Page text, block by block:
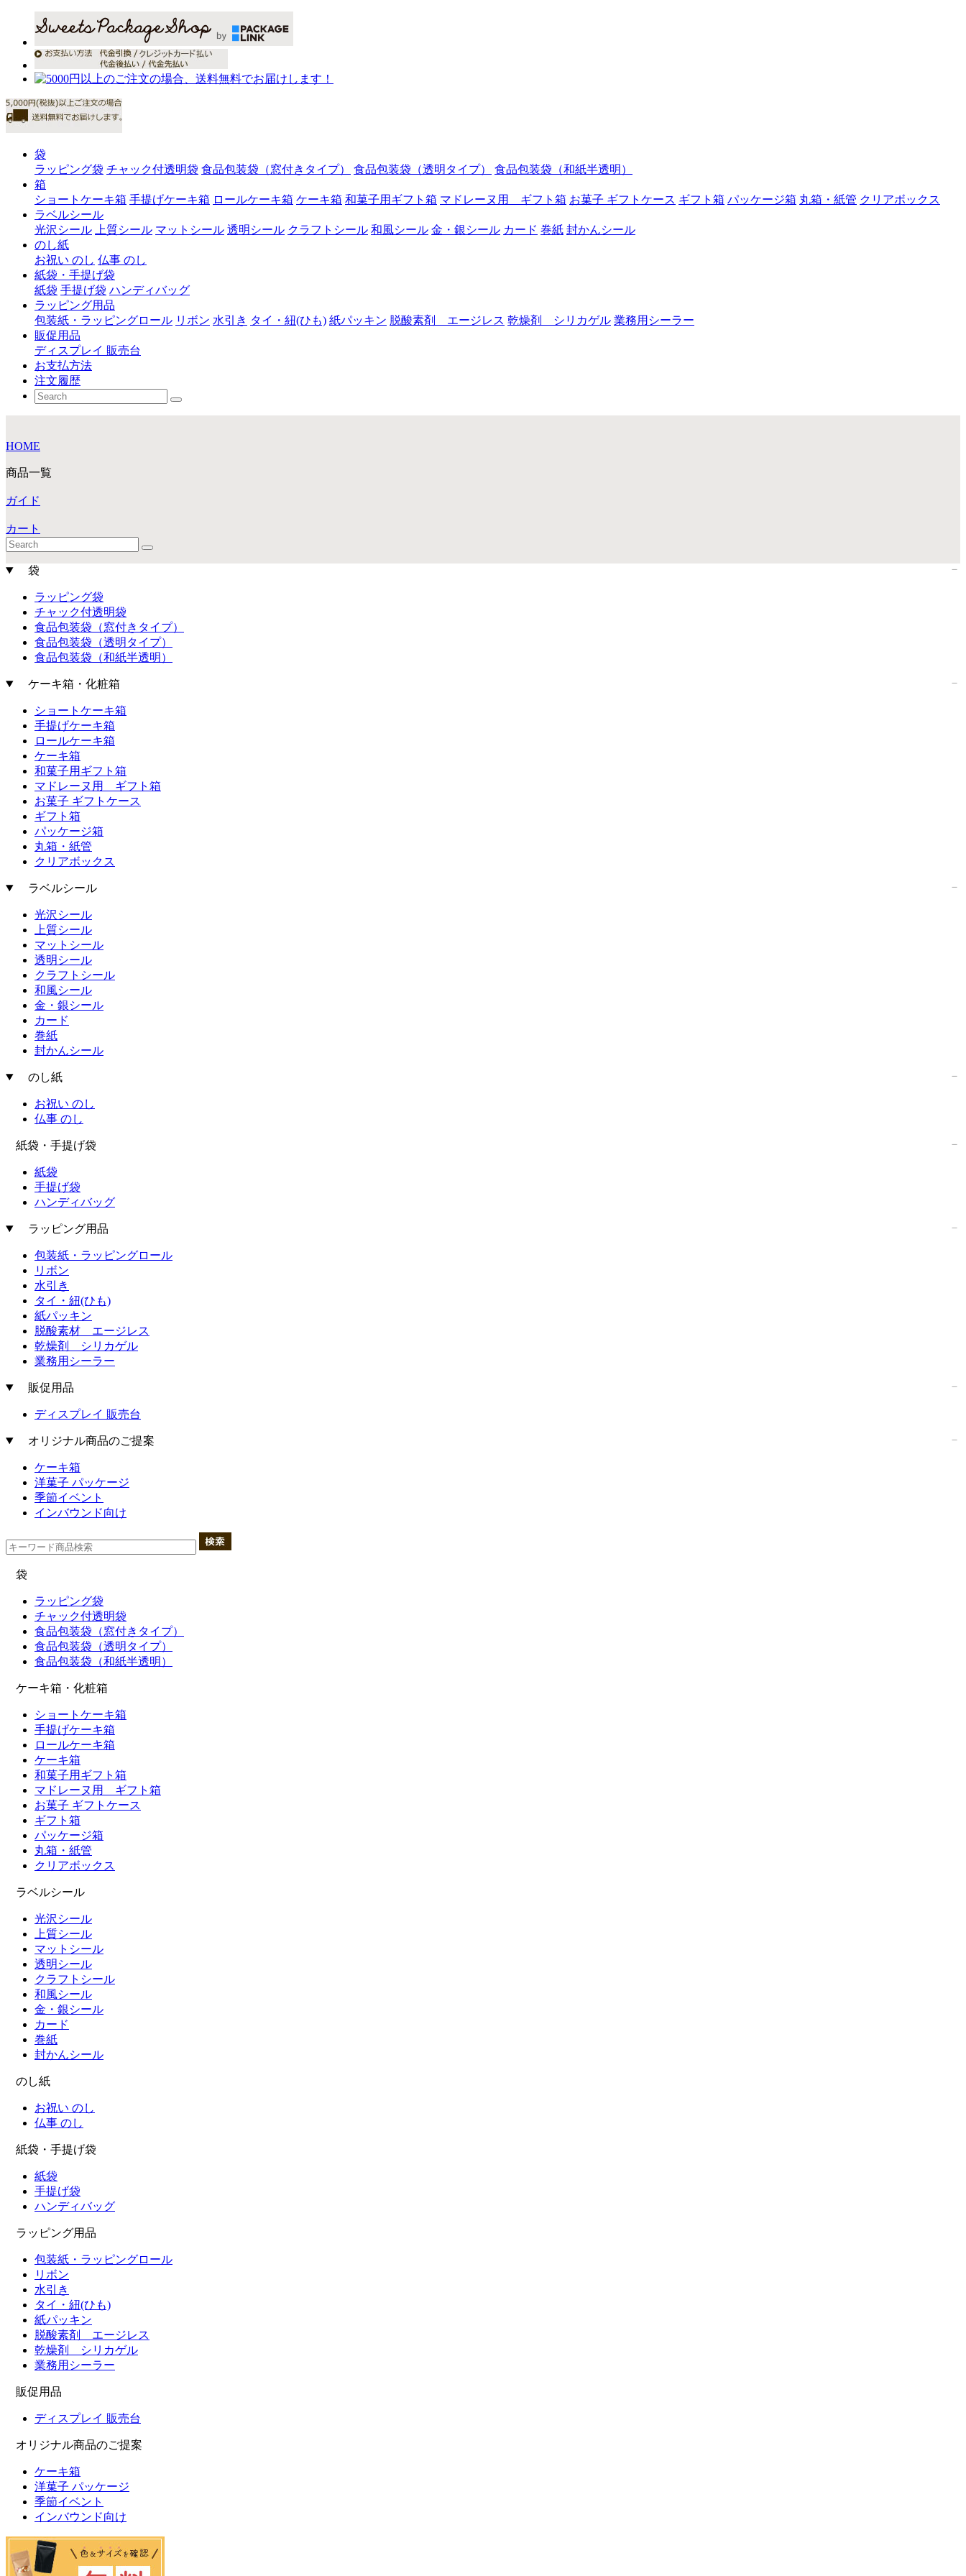
袋
ラッピング袋 チャック付透明袋 食品包装袋（窓付きタイプ） 食品包装袋（透明タイプ）
食品包装袋（和紙半透明）
箱
ショートケーキ箱 手提げケーキ箱 ロールケーキ箱 ケーキ箱 和菓子用ギフト箱 マドレーヌ用 ギフト箱 お菓子 ギフトケース ギフト箱 パッケージ箱 丸箱・紙管 クリアボックス
ラベルシール
光沢シール
上質シール マットシール 透明シール クラフトシール 和風シール 金・銀シール カード 巻紙 封かんシール
のし紙
お祝い のし 仏事 のし
紙袋・手提げ袋
紙袋 手提げ袋 ハンディバッグ
ラッピング用品
包装紙・ラッピングロール リボン 水引き タイ・紐(ひも) 紙パッキン 脱酸素剤 エージレス 乾燥剤 シリカゲル 業務用シーラー
販促用品
ディスプレイ 販売台
お支払方法
注文履歴
HOME
商品一覧
ガイド
カート
袋
ラッピング袋
チャック付透明袋
食品包装袋（窓付きタイプ）
食品包装袋（透明タイプ）
食品包装袋（和紙半透明）
ケーキ箱・化粧箱
ショートケーキ箱
手提げケーキ箱
ロールケーキ箱
ケーキ箱
和菓子用ギフト箱
マドレーヌ用 ギフト箱
お菓子 ギフトケース
ギフト箱
パッケージ箱
丸箱・紙管
クリアボックス
ラベルシール
光沢シール
上質シール
マットシール
透明シール
クラフトシール
和風シール
金・銀シール
カード
巻紙
封かんシール
のし紙
お祝い のし
仏事 のし
紙袋・手提げ袋
紙袋
手提げ袋
ハンディバッグ
ラッピング用品
包装紙・ラッピングロール
リボン
水引き
タイ・紐(ひも)
紙パッキン
脱酸素材 エージレス
乾燥剤 シリカゲル
業務用シーラー
販促用品
ディスプレイ 販売台
オリジナル商品のご提案
ケーキ箱
洋菓子 パッケージ
季節イベント
インバウンド向け
袋
ラッピング袋
チャック付透明袋
食品包装袋（窓付きタイプ）
食品包装袋（透明タイプ）
食品包装袋（和紙半透明）
ケーキ箱・化粧箱
ショートケーキ箱
手提げケーキ箱
ロールケーキ箱
ケーキ箱
和菓子用ギフト箱
マドレーヌ用 ギフト箱
お菓子 ギフトケース
ギフト箱
パッケージ箱
丸箱・紙管
クリアボックス
ラベルシール
光沢シール
上質シール
マットシール
透明シール
クラフトシール
和風シール
金・銀シール
カード
巻紙
封かんシール
のし紙
お祝い のし
仏事 のし
紙袋・手提げ袋
紙袋
手提げ袋
ハンディバッグ
ラッピング用品
包装紙・ラッピングロール
リボン
水引き
タイ・紐(ひも)
紙パッキン
脱酸素剤 エージレス
乾燥剤 シリカゲル
業務用シーラー
販促用品
ディスプレイ 販売台
オリジナル商品のご提案
ケーキ箱
洋菓子 パッケージ
季節イベント
インバウンド向け